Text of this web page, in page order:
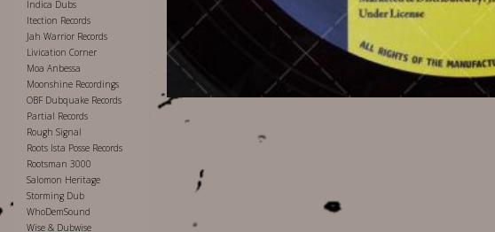
Indica Dubs
Itection Records
Jah Warrior Records
Livication Corner
Moa Anbessa
Moonshine Recordings
OBF Dubquake Records
Partial Records
Rough Signal
Roots Ista Posse Records
Rootsman 3000
Salomon Heritage
Storming Dub
WhoDemSound
Wise & Dubwise